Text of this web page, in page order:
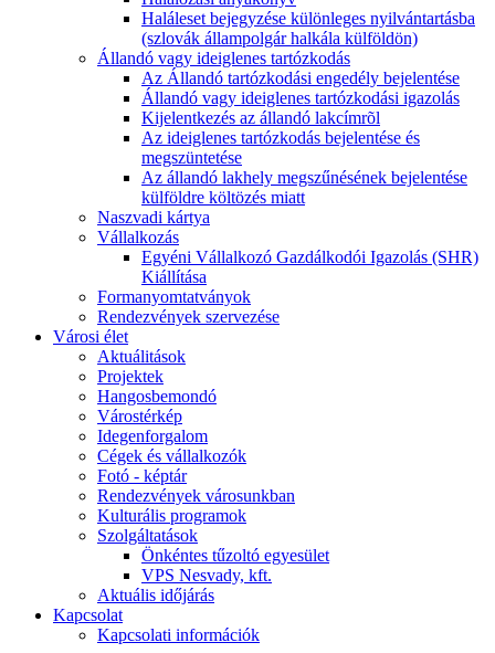
Haláleset bejegyzése különleges nyilvántartásba
(szlovák állampolgár halkála külföldön)
Állandó vagy ideiglenes tartózkodás
Az Állandó tartózkodási engedély bejelentése
Állandó vagy ideiglenes tartózkodási igazolás
Kijelentkezés az állandó lakcímrõl
Az ideiglenes tartózkodás bejelentése és
megszüntetése
Az állandó lakhely megszűnésének bejelentése
külföldre költözés miatt
Naszvadi kártya
Vállalkozás
Egyéni Vállalkozó Gazdálkodói Igazolás (SHR)
Kiállítása
Formanyomtatványok
Rendezvények szervezése
Városi élet
Aktuálitások
Projektek
Hangosbemondó
Várostérkép
Idegenforgalom
Cégek és vállalkozók
Fotó - képtár
Rendezvények városunkban
Kulturális programok
Szolgáltatások
Önkéntes tűzoltó egyesület
VPS Nesvady, kft.
Aktuális időjárás
Kapcsolat
Kapcsolati információk